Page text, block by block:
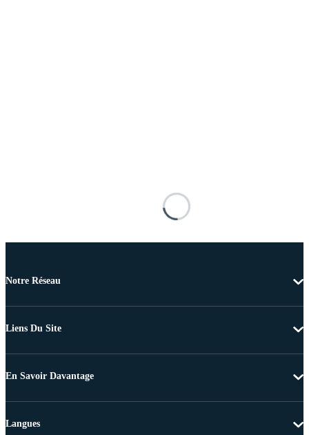
Notre Réseau
Liens Du Site
En Savoir Davantage
Langues